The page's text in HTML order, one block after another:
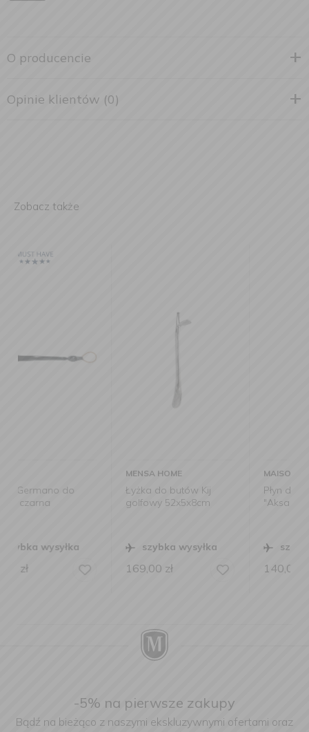
O producencie
Opinie klientów (0)
Zobacz także
Łyżka do butów Kij
golfowy 52x5x8cm
szybka wysyłka
169,00zł
MAISON BERGER PARIS
Płyn do prania 3w1
"Aksamit" 1l
szybka wysyłka
140,00zł
-5% na pierwsze zakupy
Bądź na bieżąco z naszymi ekskluzywnymi ofertami oraz